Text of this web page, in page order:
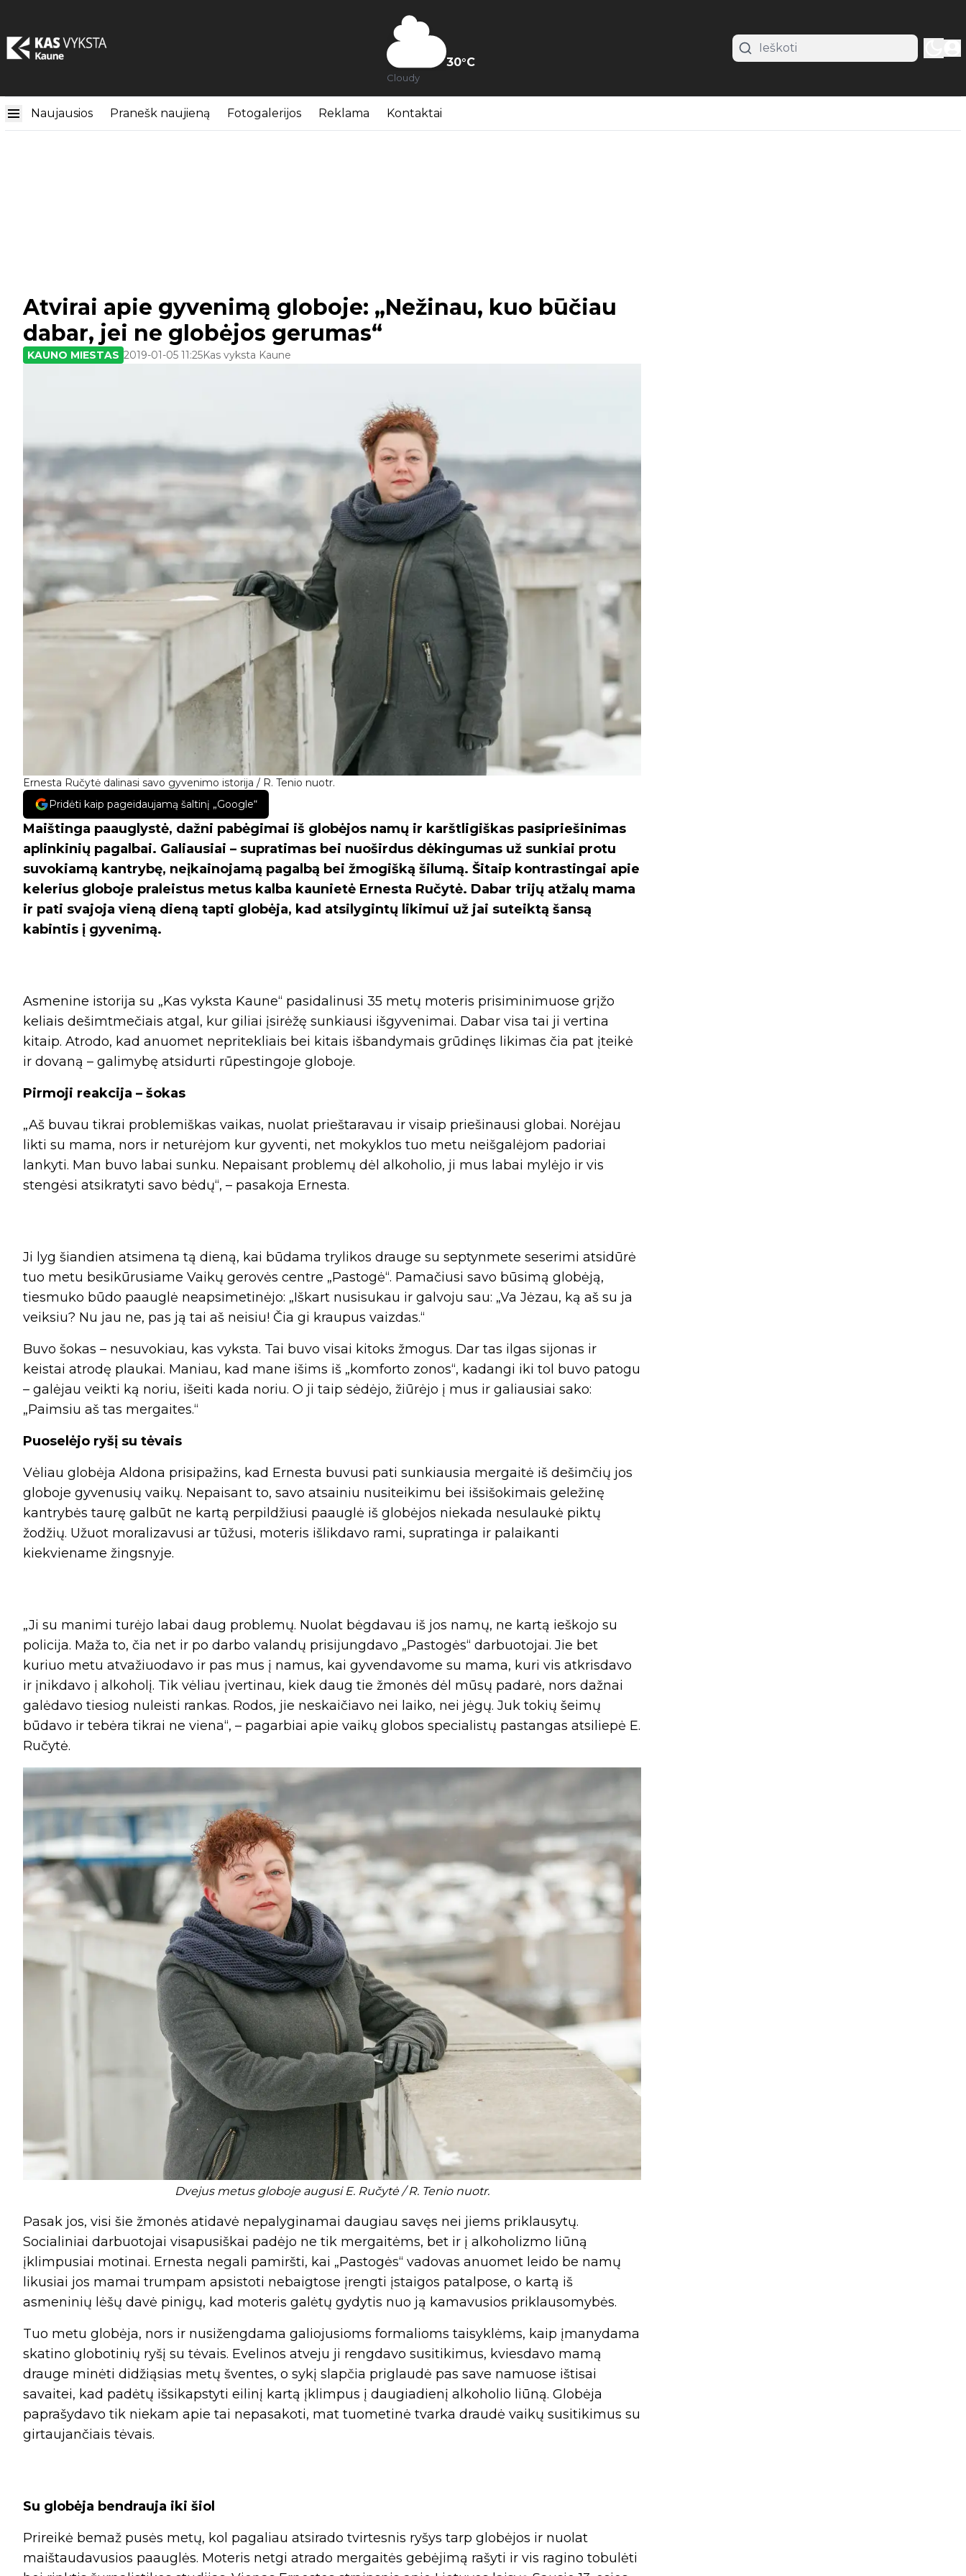
30°C
Cloudy
Naujausios Pranešk naujieną Fotogalerijos Reklama Kontaktai
Ernesta Ručytė dalinasi savo gyvenimo istorija / R. Tenio nuotr.
Atvirai apie gyvenimą globoje: „Nežinau, kuo būčiau
dabar, jei ne globėjos gerumas“
KAUNO MIESTAS 2019-01-05 11:25Kas vyksta Kaune
Pridėti kaip pageidaujamą šaltinį „Google“
Maištinga paauglystė, dažni pabėgimai iš globėjos namų ir karštligiškas pasipriešinimas
aplinkinių pagalbai. Galiausiai – supratimas bei nuoširdus dėkingumas už sunkiai protu
suvokiamą kantrybę, neįkainojamą pagalbą bei žmogišką šilumą. Šitaip kontrastingai apie
kelerius globoje praleistus metus kalba kaunietė Ernesta Ručytė. Dabar trijų atžalų mama
ir pati svajoja vieną dieną tapti globėja, kad atsilygintų likimui už jai suteiktą šansą
kabintis į gyvenimą.
Asmenine istorija su „Kas vyksta Kaune“ pasidalinusi 35 metų moteris prisiminimuose grįžo
keliais dešimtmečiais atgal, kur giliai įsirėžę sunkiausi išgyvenimai. Dabar visa tai ji vertina
kitaip. Atrodo, kad anuomet nepritekliais bei kitais išbandymais grūdinęs likimas čia pat įteikė
ir dovaną – galimybę atsidurti rūpestingoje globoje.
Pirmoji reakcija – šokas
„Aš buvau tikrai problemiškas vaikas, nuolat prieštaravau ir visaip priešinausi globai. Norėjau
likti su mama, nors ir neturėjom kur gyventi, net mokyklos tuo metu neišgalėjom padoriai
lankyti. Man buvo labai sunku. Nepaisant problemų dėl alkoholio, ji mus labai mylėjo ir vis
stengėsi atsikratyti savo bėdų“, – pasakoja Ernesta.
Ji lyg šiandien atsimena tą dieną, kai būdama trylikos drauge su septynmete seserimi atsidūrė
tuo metu besikūrusiame Vaikų gerovės centre „Pastogė“. Pamačiusi savo būsimą globėją,
tiesmuko būdo paauglė neapsimetinėjo: „Iškart nusisukau ir galvoju sau: „Va Jėzau, ką aš su ja
veiksiu? Nu jau ne, pas ją tai aš neisiu! Čia gi kraupus vaizdas.“
Buvo šokas – nesuvokiau, kas vyksta. Tai buvo visai kitoks žmogus. Dar tas ilgas sijonas ir
keistai atrodę plaukai. Maniau, kad mane išims iš „komforto zonos“, kadangi iki tol buvo patogu
– galėjau veikti ką noriu, išeiti kada noriu. O ji taip sėdėjo, žiūrėjo į mus ir galiausiai sako:
„Paimsiu aš tas mergaites.“
Puoselėjo ryšį su tėvais
Vėliau globėja Aldona prisipažins, kad Ernesta buvusi pati sunkiausia mergaitė iš dešimčių jos
globoje gyvenusių vaikų. Nepaisant to, savo atsainiu nusiteikimu bei išsišokimais geležinę
kantrybės taurę galbūt ne kartą perpildžiusi paauglė iš globėjos niekada nesulaukė piktų
žodžių. Užuot moralizavusi ar tūžusi, moteris išlikdavo rami, supratinga ir palaikanti
kiekviename žingsnyje.
„Ji su manimi turėjo labai daug problemų. Nuolat bėgdavau iš jos namų, ne kartą ieškojo su
policija. Maža to, čia net ir po darbo valandų prisijungdavo „Pastogės“ darbuotojai. Jie bet
kuriuo metu atvažiuodavo ir pas mus į namus, kai gyvendavome su mama, kuri vis atkrisdavo
ir įnikdavo į alkoholį. Tik vėliau įvertinau, kiek daug tie žmonės dėl mūsų padarė, nors dažnai
galėdavo tiesiog nuleisti rankas. Rodos, jie neskaičiavo nei laiko, nei jėgų. Juk tokių šeimų
būdavo ir tebėra tikrai ne viena“, – pagarbiai apie vaikų globos specialistų pastangas atsiliepė E.
Ručytė.
Dvejus metus globoje augusi E. Ručytė / R. Tenio nuotr.
Pasak jos, visi šie žmonės atidavė nepalyginamai daugiau savęs nei jiems priklausytų.
Socialiniai darbuotojai visapusiškai padėjo ne tik mergaitėms, bet ir į alkoholizmo liūną
įklimpusiai motinai. Ernesta negali pamiršti, kai „Pastogės“ vadovas anuomet leido be namų
likusiai jos mamai trumpam apsistoti nebaigtose įrengti įstaigos patalpose, o kartą iš
asmeninių lėšų davė pinigų, kad moteris galėtų gydytis nuo ją kamavusios priklausomybės.
Tuo metu globėja, nors ir nusižengdama galiojusioms formalioms taisyklėms, kaip įmanydama
skatino globotinių ryšį su tėvais. Evelinos atveju ji rengdavo susitikimus, kviesdavo mamą
drauge minėti didžiąsias metų šventes, o sykį slapčia priglaudė pas save namuose ištisai
savaitei, kad padėtų išsikapstyti eilinį kartą įklimpus į daugiadienį alkoholio liūną. Globėja
paprašydavo tik niekam apie tai nepasakoti, mat tuometinė tvarka draudė vaikų susitikimus su
girtaujančiais tėvais.
Su globėja bendrauja iki šiol
Prireikė bemaž pusės metų, kol pagaliau atsirado tvirtesnis ryšys tarp globėjos ir nuolat
maištaudavusios paauglės. Moteris netgi atrado mergaitės gebėjimą rašyti ir vis ragino tobulėti